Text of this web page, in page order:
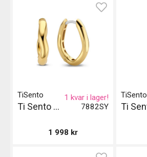
7882SY
TiSento
Ti Sento Milano Örhängen - Guld
1 kvar i lager!
1 998 kr
TiSento